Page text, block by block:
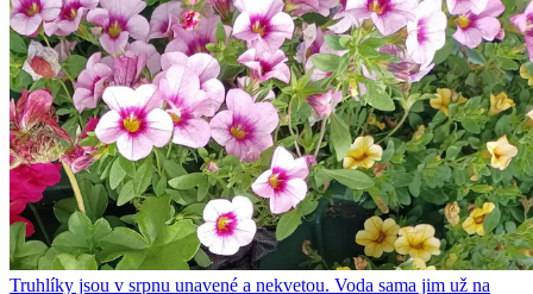
Truhlíky jsou v srpnu unavené a nekvetou. Voda sama jim už na